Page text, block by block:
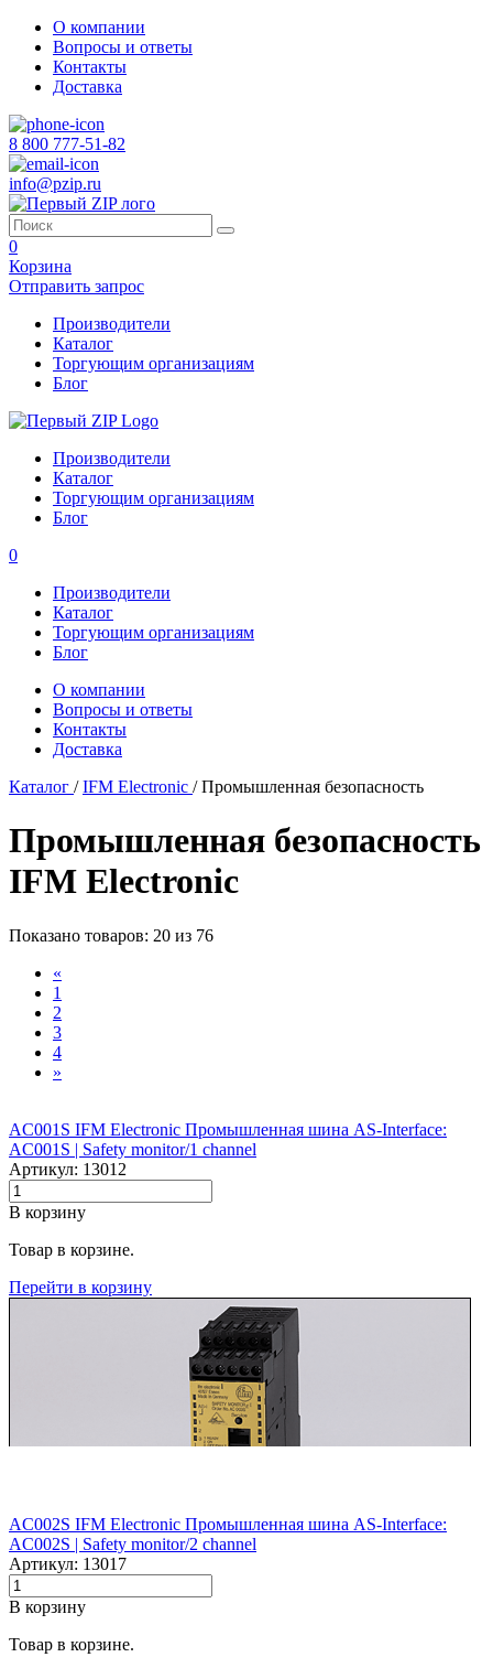
О компании
Вопросы и ответы
Контакты
Доставка
8 800 777-51-82
info@pzip.ru
0
Корзина
Отправить запрос
Производители
Каталог
Торгующим организациям
Блог
Производители
Каталог
Торгующим организациям
Блог
0
Производители
Каталог
Торгующим организациям
Блог
О компании
Вопросы и ответы
Контакты
Доставка
Каталог /IFM Electronic /Промышленная безопасность
Промышленная безопасность
IFM Electronic
Показано товаров: 20 из 76
«
1
2
3
4
»
AC001S IFM Electronic Промышленная шина AS-Interface:
AC001S |‌ Safety monitor/1 channel
Артикул: 13012
В корзину
Товар в корзине.
Перейти в корзину
AC002S IFM Electronic Промышленная шина AS-Interface:
AC002S |‌ Safety monitor/2 channel
Артикул: 13017
В корзину
Товар в корзине.